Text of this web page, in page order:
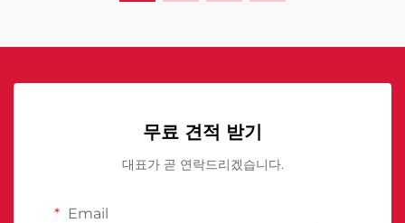
무료 견적 받기
대표가 곧 연락드리겠습니다.
Email